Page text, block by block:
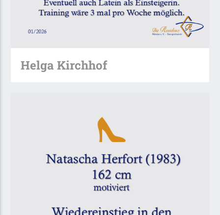
Helga Kirchhof